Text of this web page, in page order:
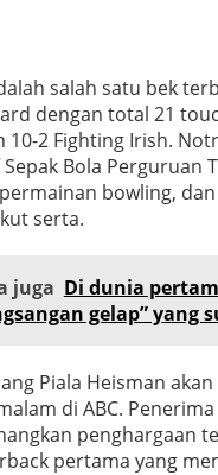
salah satu bek
dengan total 21
10-2 Fighting Irish.
Sepak Bola Perguruan
bowling,
serta.
juga Di dunia
gelap” yang
Piala Heisman
di ABC.
penghargaan
pertama yang